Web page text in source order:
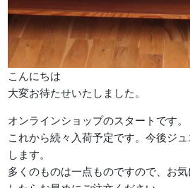
こんにちは
大変お待たせいたしました。
オンラインショップのスタートです。
これから続々入荷予定です。今後ジ
します。
多くのものは一点ものですので、お